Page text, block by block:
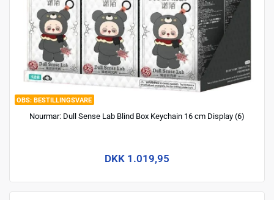
BESTILLINGSVARE
Nourmar: Dull Sense Lab Blind Box Keychain 16 cm Display (6)
DKK 1.019,95